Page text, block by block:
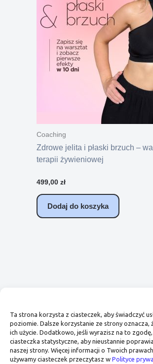
Ta strona korzysta z ciasteczek, aby świadczyć
poziomie. Dalsze korzystanie ze strony oznacza,
ich użycie. Dodatkowo, jeśli wyrazisz na to
ciasteczka statystyczne, aby nieustannie
naszej strony. Więcej informacji o Twoich
używamy ciasteczek przeczytasz w Polityce
Coaching
Zdrowe jelita i płaski brzuch –
terapii żywieniowej
499,00 zł
Dodaj do koszyka